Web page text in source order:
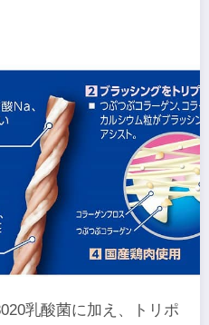
乳酸菌に加え、トリポ